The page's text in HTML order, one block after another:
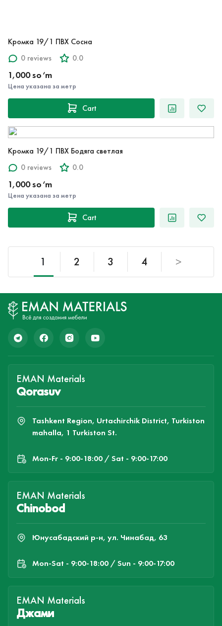
Кромка 19/1 ПВХ Сосна
0 reviews
0.0
1,000 so‘m
Цена указана за метр
Cart
Кромка 19/1 ПВХ Бодяга светлая
0 reviews
0.0
1,000 so‘m
Цена указана за метр
Cart
1 2 3 4 >
EMAN Materials
Qorasuv
Tashkent Region, Urtachirchik District, Turkiston
mahalla, 1 Turkiston St.
Mon-Fr - 9:00-18:00 / Sat - 9:00-17:00
EMAN Materials
Chinobod
Юнусабадский р-н, ул. Чинабад, 63
Mon-Sat - 9:00-18:00 / Sun - 9:00-17:00
EMAN Materials
Джами